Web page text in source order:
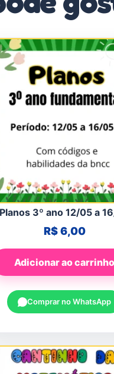
Planos 3º ano 12/05 a
R$6,00
Adicionar ao carrinho
Comprar no WhatsApp